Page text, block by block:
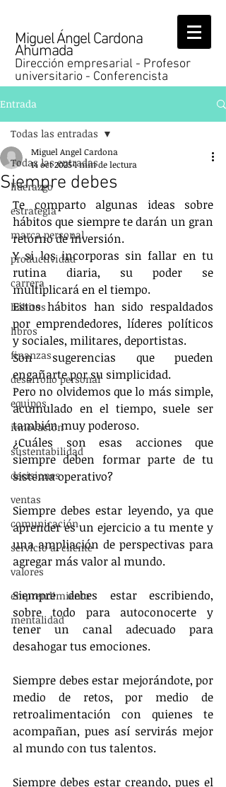
Miguel Ángel Cardona
Ahumada
Dirección empresarial - Profesor
universitario - Conferencista
Entrada
Todas las entradas
liderazgo
estrategia
marca personal
productividad
carrera
hábitos
libros
finanzas
desarrollo personal
equipos
innovación
sustentabilidad
decisiones
ventas
comunicación
servicio al cliente
valores
emprendimiento
mentalidad
Todas las entradas
Siempre debes
Miguel Angel Cardona
14 oct 20251 min de lectura
Te comparto algunas ideas sobre
hábitos que siempre te darán un gran
retorno de inversión.
Y si los incorporas sin fallar en tu
rutina diaria, su poder se
multiplicará en el tiempo.
Estos hábitos han sido respaldados
por emprendedores, líderes políticos
y sociales, militares, deportistas.
Son sugerencias que pueden
engañarte por su simplicidad.
Pero no olvidemos que lo más simple,
acumulado en el tiempo, suele ser
también muy poderoso.
¿Cuáles son esas acciones que
siempre deben formar parte de tu
sistema operativo?
Siempre debes estar leyendo, ya que
aprender es un ejercicio a tu mente y
una ampliación de perspectivas para
agregar más valor al mundo.
Siempre debes estar escribiendo,
sobre todo para autoconocerte y
tener un canal adecuado para
desahogar tus emociones.
Siempre debes estar mejorándote, por
medio de retos, por medio de
retroalimentación con quienes te
acompañan, pues así servirás mejor
al mundo con tus talentos.
Siempre debes estar creando, pues el